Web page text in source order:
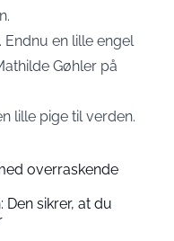
Endnu en lille engel
Gøhler på
lille pige til verden.
overraskende
sikrer, at du